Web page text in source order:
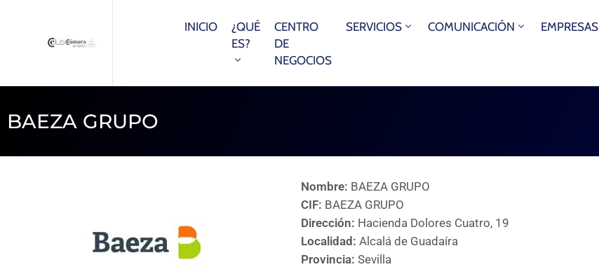
INICIO
¿QUÉ
ES?
CENTRO
DE
NEGOCIOS
SERVICIOS COMUNICACIÓN EMPRESAS
BAEZA GRUPO
Nombre: BAEZA GRUPO
CIF: BAEZA GRUPO
Dirección: Hacienda Dolores Cuatro, 19
Localidad: Alcalá de Guadaíra
Provincia: Sevilla